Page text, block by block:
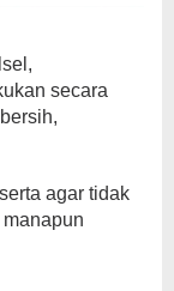
secara
agar tidak